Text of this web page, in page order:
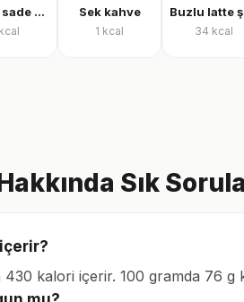
Soğuk sade kahve
kcal
Sek kahve
1 kcal 34 kcal
Sık
430 kalori içerir. 100 gramda 76